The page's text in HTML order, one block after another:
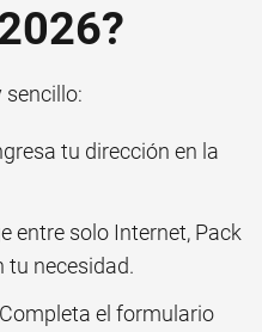
sencillo:
tu dirección en la
entre solo Internet, Pack
tu necesidad.
Completa el formulario